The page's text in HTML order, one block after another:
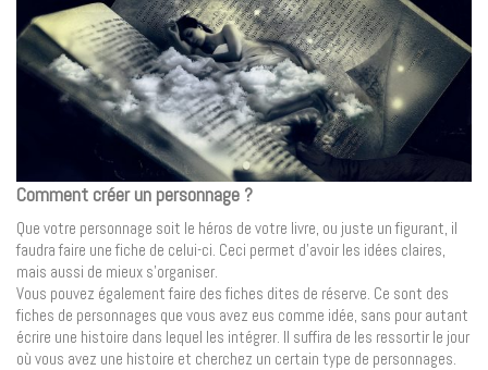
Comment créer un personnage ?
Que votre personnage soit le héros de votre livre, ou juste un figurant, il
faudra faire une fiche de celui-ci. Ceci permet d’avoir les idées claires,
mais aussi de mieux s’organiser.
Vous pouvez également faire des fiches dites de réserve. Ce sont des
fiches de personnages que vous avez eus comme idée, sans pour autant
écrire une histoire dans lequel les intégrer. Il suffira de les ressortir le jour
où vous avez une histoire et cherchez un certain type de personnages.